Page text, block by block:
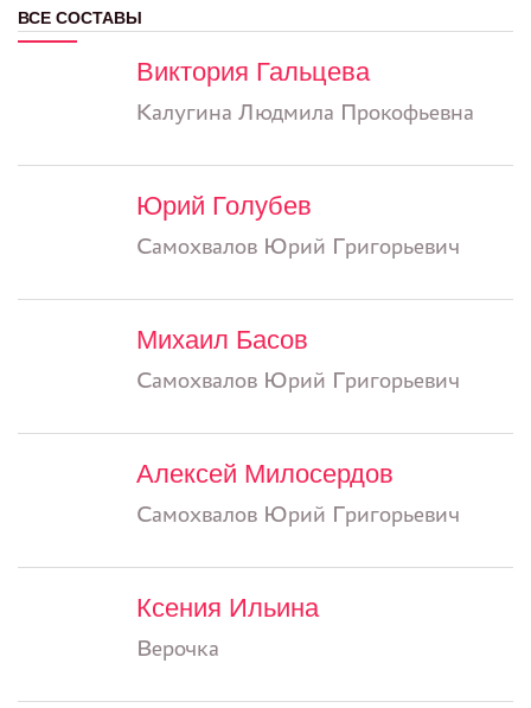
ВСЕ СОСТАВЫ
Виктория Гальцева
Калугина Людмила Прокофьевна
Юрий Голубев
Самохвалов Юрий Григорьевич
Михаил Басов
Самохвалов Юрий Григорьевич
Алексей Милосердов
Самохвалов Юрий Григорьевич
Ксения Ильина
Верочка